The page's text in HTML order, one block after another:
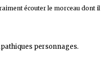
écouter le morceau dont il
personnages.